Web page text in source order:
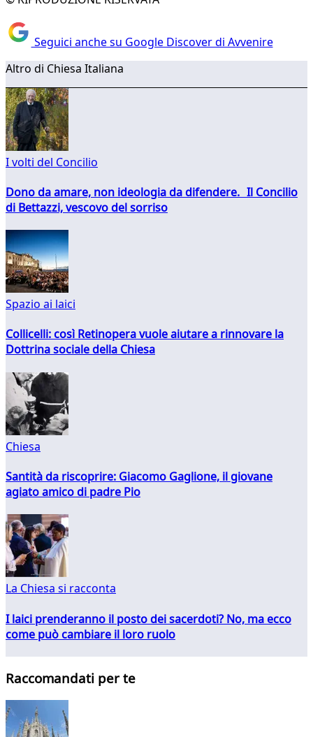
Seguici anche su Google Discover di Avvenire
Altro di Chiesa Italiana
I volti del Concilio
Dono da amare, non ideologia da difendere. Il Concilio
di Bettazzi, vescovo del sorriso
Spazio ai laici
Collicelli: così Retinopera vuole aiutare a rinnovare la
Dottrina sociale della Chiesa
Chiesa
Santità da riscoprire: Giacomo Gaglione, il giovane
agiato amico di padre Pio
La Chiesa si racconta
I laici prenderanno il posto dei sacerdoti? No, ma ecco
come può cambiare il loro ruolo
Raccomandati per te